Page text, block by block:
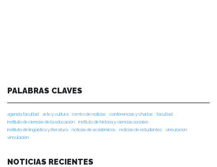
PALABRAS CLAVES
agenda facultad arte y cultura centro de noticias conferencias y charlas
facultad
instituto de ciencias de la educación
instituto de historia y ciencias sociales
instituto de lingüística y literatura
noticias de académicos noticias de estudiantes
vinculacion
vinculación
NOTICIAS RECIENTES